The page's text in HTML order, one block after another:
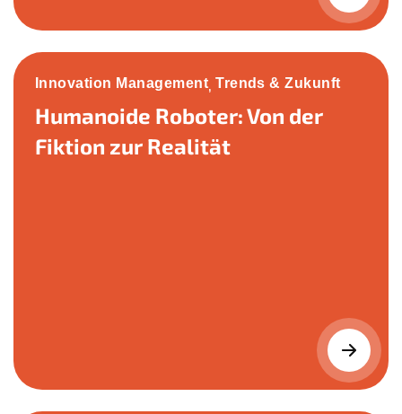
Innovation Management, Trends & Zukunft
Humanoide Roboter: Von der
Fiktion zur Realität